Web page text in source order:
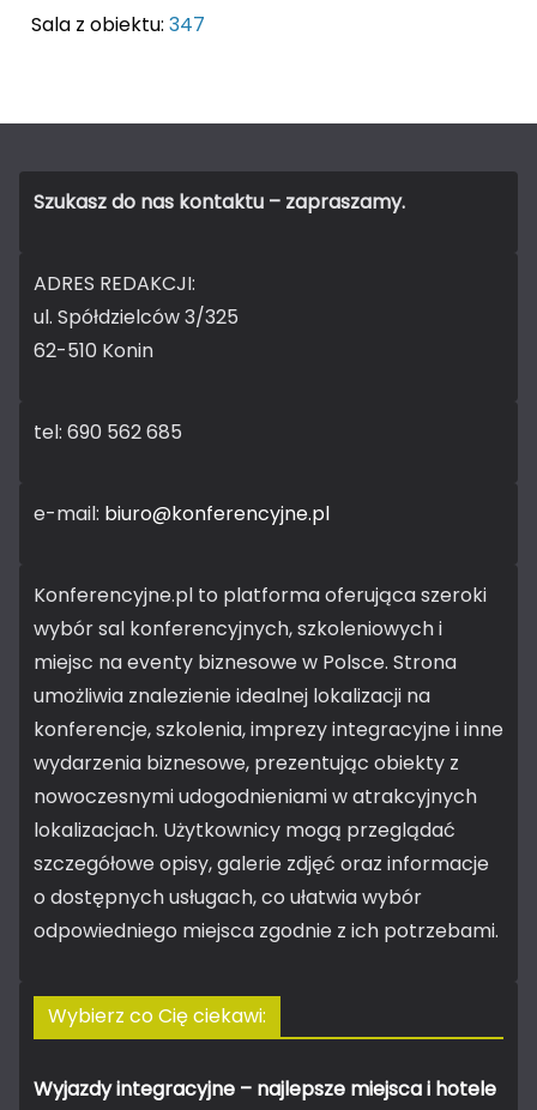
Sala z obiektu: 347
Szukasz do nas kontaktu – zapraszamy.
ADRES REDAKCJI:
ul. Spółdzielców 3/325
62-510 Konin
tel: 690 562 685
e-mail: biuro@konferencyjne.pl
Konferencyjne.pl to platforma oferująca szeroki
wybór sal konferencyjnych, szkoleniowych i
miejsc na eventy biznesowe w Polsce. Strona
umożliwia znalezienie idealnej lokalizacji na
konferencje, szkolenia, imprezy integracyjne i inne
wydarzenia biznesowe, prezentując obiekty z
nowoczesnymi udogodnieniami w atrakcyjnych
lokalizacjach. Użytkownicy mogą przeglądać
szczegółowe opisy, galerie zdjęć oraz informacje
o dostępnych usługach, co ułatwia wybór
odpowiedniego miejsca zgodnie z ich potrzebami.
Wybierz co Cię ciekawi:
Wyjazdy integracyjne – najlepsze miejsca i hotele